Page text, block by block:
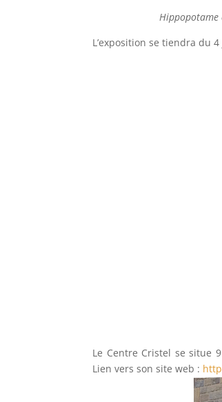
Hippopotame
L’exposition se tiendra du
Le Centre Cristel se situe
Lien vers son site web :